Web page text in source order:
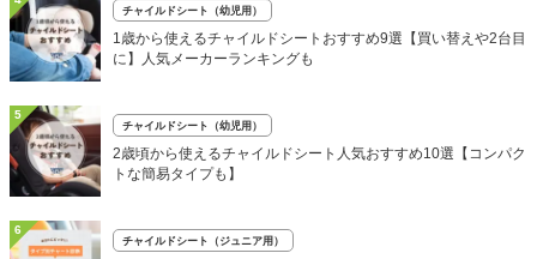
チャイルドシート（幼児用）
1歳から使えるチャイルドシートおすすめ9選【買い替えや2台目
に】人気メーカーランキングも
5
チャイルドシート（幼児用）
2歳頃から使えるチャイルドシート人気おすすめ10選【コンパク
トな簡易タイプも】
6
チャイルドシート（ジュニア用）